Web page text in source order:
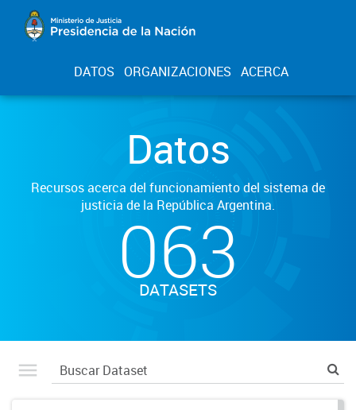
DATOS ORGANIZACIONES ACERCA
Datos
Recursos acerca del funcionamiento del sistema de
justicia de la República Argentina.
063
DATASETS